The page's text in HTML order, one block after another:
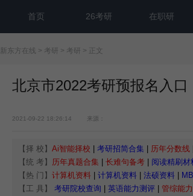
首页 26考研 在职研
新东方在线 > 考研 > 考研 > 正文
北京市2022考研预报名入口
2021-09-22 18:26:14 来源：
【择 校】 Ai智能择校 考研招简合集 历年分数线
【统 考】 历年真题合集 长难句备考 阅读精刷材
【热 门】 计算机资料 计算机资料 法硕资料
【工 具】
考研院校查询 英语能力测评 管综能